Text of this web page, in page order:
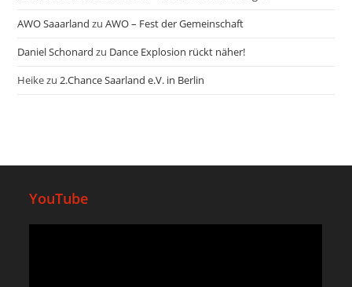
AWO Saaarland zuAWO – Fest der Gemeinschaft
Daniel Schonard zu Dance Explosion rückt näher!
Heikezu2.Chance Saarland e.V. in Berlin
YouTube